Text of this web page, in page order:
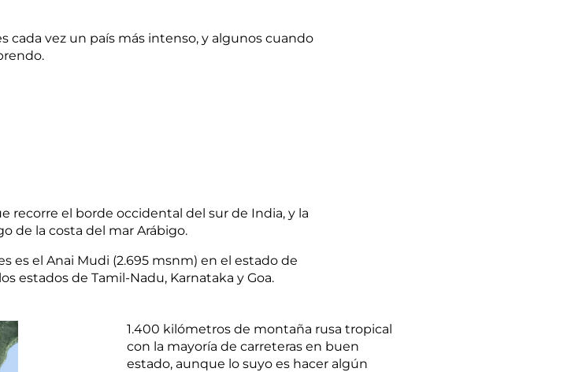
cada vez un país más intenso, y algunos cuando
recorre el borde occidental del sur de India, y la
de la costa del mar Arábigo.
es el Anai Mudi (2.695 msnm) en el estado de
estados de Tamil-Nadu, Karnataka y Goa.
1.400 kilómetros de montaña rusa tropical
con la mayoría de carreteras en buen
estado, aunque lo suyo es hacer algún